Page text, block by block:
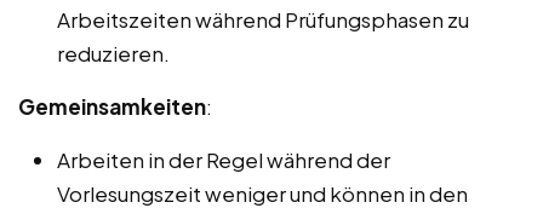
Arbeitszeiten während Prüfungsphasen zu
reduzieren.
Gemeinsamkeiten:
Arbeiten in der Regel während der
Vorlesungszeit weniger und können in den